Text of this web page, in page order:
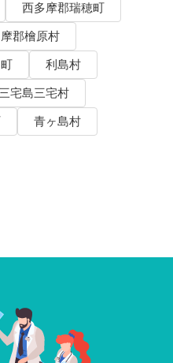
西多摩郡瑞穂町
郡檜原村
利島村
宅島三宅村
青ヶ島村